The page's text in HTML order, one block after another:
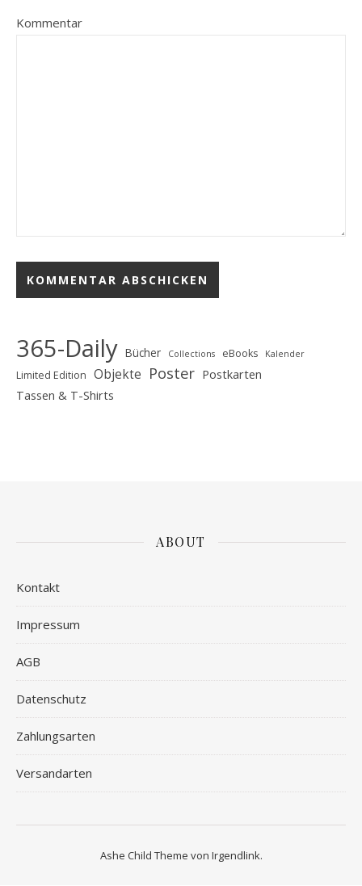
Kommentar
365-Daily Bücher Collections eBooks Kalender
Limited Edition Objekte Poster Postkarten
Tassen & T-Shirts
ABOUT
Kontakt
Impressum
AGB
Datenschutz
Zahlungsarten
Versandarten
Ashe Child Theme von Irgendlink.